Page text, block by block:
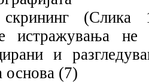
скрининг (Слика
истражувања не
и
основа (7)